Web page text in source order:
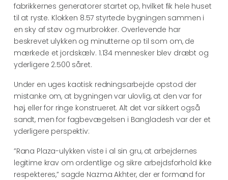
fabrikkernes generatorer startet op, hvilket fik hele huset
til at ryste. Klokken 8.57 styrtede bygningen sammen i
en sky af støv og murbrokker. Overlevende har
beskrevet ulykken og minutterne op til som om, de
mærkede et jordskælv. 1.134 mennesker blev dræbt og
yderligere 2.500 såret.
Under en uges kaotisk redningsarbejde opstod der
mistanke om, at bygningen var ulovlig, at den var for
høj, eller for ringe konstrueret. Alt det var sikkert også
sandt, men for fagbevægelsen i Bangladesh var der et
yderligere perspektiv:
”Rana Plaza-ulykken viste i al sin gru, at arbejdernes
legitime krav om ordentlige og sikre arbejdsforhold ikke
respekteres,” sagde Nazma Akhter, der er formand for